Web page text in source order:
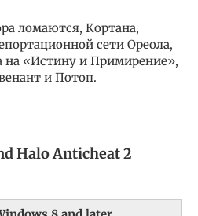
ломаются, Кортана,
сети Ореола,
на «Истину и Примирение»,
и Потоп.
Halo Anticheat 2